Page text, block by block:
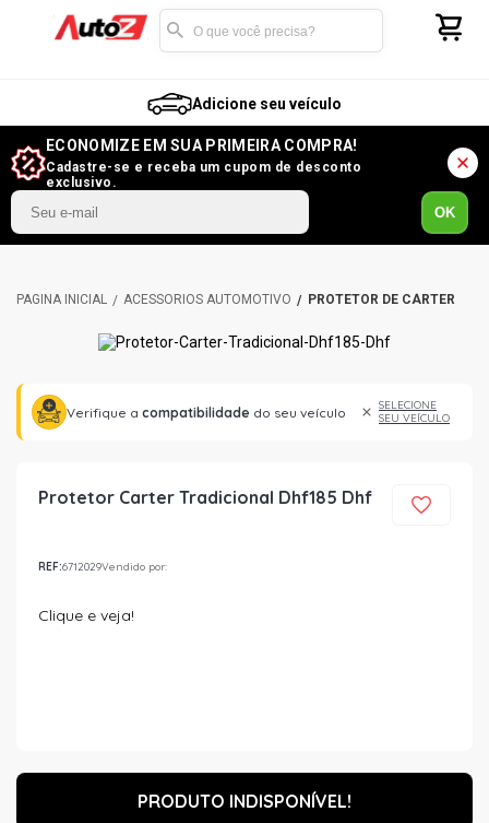
Adicione seu veículo
ECONOMIZE EM SUA PRIMEIRA COMPRA!
Cadastre-se e receba um cupom de desconto
exclusivo.
OK
ACESSÓRIOS AUTOMOTIVO PROTETOR DE CÁRTER
Verifique a compatibilidade do seu veículo
SELECIONE
SEU VEÍCULO
Protetor Carter Tradicional Dhf185 Dhf
REF:6712029Vendido por:
Clique e veja!
PRODUTO INDISPONÍVEL!